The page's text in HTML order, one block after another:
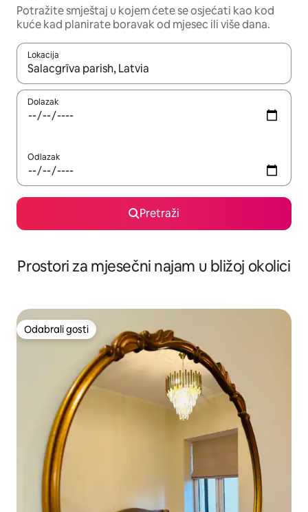
Potražite smještaj u kojem ćete se osjećati kao kod
kuće kad planirate boravak od mjesec ili više dana.
Lokacija
Kada budu dostupni rezultati, moći ćete ih pregledati
Dolazak
Odlazak
Pretraži
Prostori za mjesečni najam u bližoj okolici
Odabrali gosti
Odabrali gosti